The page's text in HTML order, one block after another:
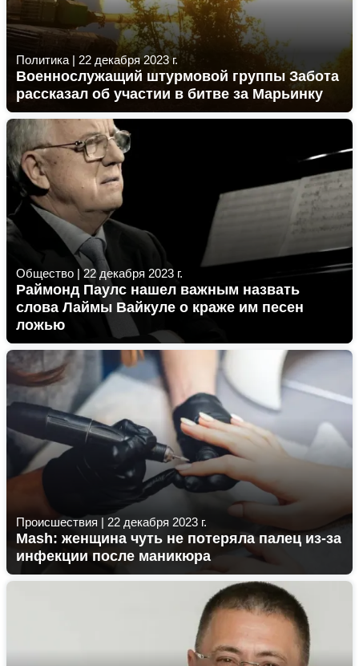
Политика | 22 декабря 2023 г.
Военнослужащий штурмовой группы Забота
рассказал об участии в битве за Марьинку
Общество |22 декабря 2023 г.
Раймонд Паулс нашел важным назвать
слова Лаймы Вайкуле о краже им песен
ложью
Происшествия | 22 декабря 2023 г.
Mash: женщина чуть не потеряла палец из-за
инфекции после маникюра